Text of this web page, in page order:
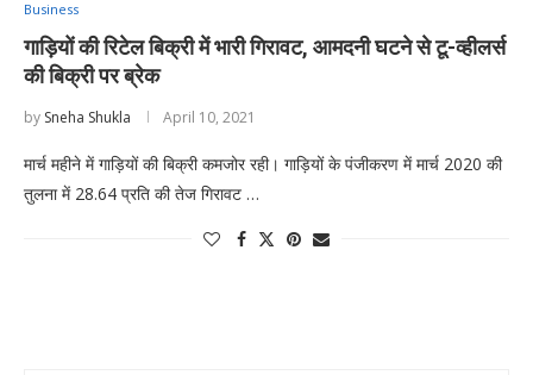
Business
गाड़ियों की रिटेल बिक्री में भारी गिरावट, आमदनी घटने से टू-व्हीलर्स
की बिक्री पर ब्रेक
by Sneha Shukla April 10, 2021
मार्च महीने में गाड़ियों की बिक्री कमजोर रही। गाड़ियों के पंजीकरण में मार्च 2020 की
तुलना में 28.64 प्रति की तेज गिरावट …